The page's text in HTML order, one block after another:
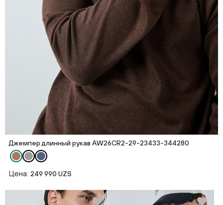
Джемпер длинный рукав AW26CR2-29-23433-344280
Цена: 249 990 UZS